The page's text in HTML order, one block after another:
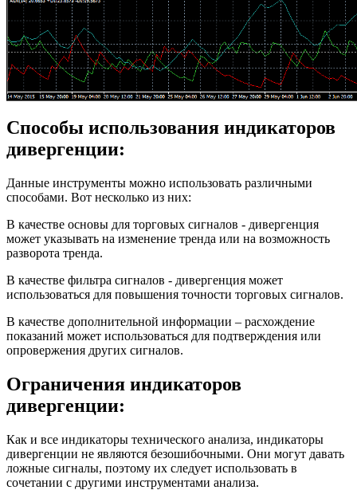
Способы использования индикаторов
дивергенции:
Данные инструменты можно использовать различными
способами. Вот несколько из них:
В качестве основы для торговых сигналов - дивергенция
может указывать на изменение тренда или на возможность
разворота тренда.
В качестве фильтра сигналов - дивергенция может
использоваться для повышения точности торговых сигналов.
В качестве дополнительной информации – расхождение
показаний может использоваться для подтверждения или
опровержения других сигналов.
Ограничения индикаторов
дивергенции:
Как и все индикаторы технического анализа, индикаторы
дивергенции не являются безошибочными. Они могут давать
ложные сигналы, поэтому их следует использовать в
сочетании с другими инструментами анализа.